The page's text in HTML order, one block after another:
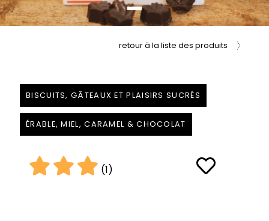
BISCUITS, GÂTEAUX ET PLAISIRS SUCRÉS
ÉRABLE, MIEL, CARAMEL & CHOCOLAT
retour à la liste des produits
(1)